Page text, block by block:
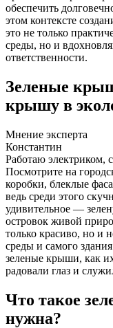
обеспечить
этом контексте
это не только
среды, но и
ответственности.
Зеленые
крышу в
Мнение эксперта
Константин
Работаю электриком,
Посмотрите на
коробки, блеклые
ведь среди этого
удивительное —
островок живой
только красиво, но и
среды и самого
зеленые крыши, как
радовали глаз и
Что такое
нужна?